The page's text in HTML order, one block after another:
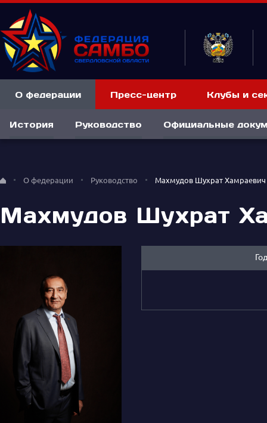
О федерации
История Руководство Официальные
Пресс-центр Клубы и
О федерации Руководство Махмудов Шухрат Хамраевич
Махмудов Шухрат